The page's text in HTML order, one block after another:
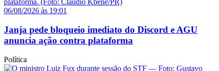
06/08/2026 às 19:01
Janja pede bloqueio imediato do Discord e AGU
anuncia ação contra plataforma
Política